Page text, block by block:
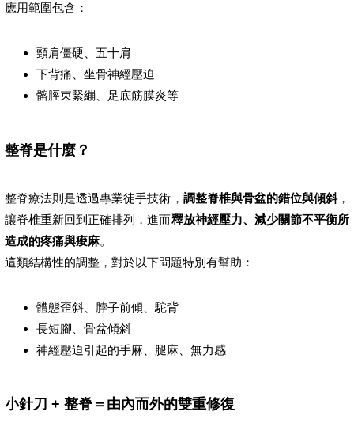
應用範圍包含：
頸肩僵硬、五十肩
下背痛、坐骨神經壓迫
髂脛束緊繃、足底筋膜炎等
整脊是什麼？
整脊療法則是透過專業徒手技術， 調整脊椎與骨盆的錯位與傾斜，
讓脊椎重新回到正確排列，進而釋放神經壓力、減少關節不平衡所
造成的疼痛與痠麻。
這類結構性的調整，對於以下問題特別有幫助：
體態歪斜、脖子前傾、駝背
長短腳、骨盆傾斜
神經壓迫引起的手麻、腿麻、無力感
小針刀 + 整脊＝由內而外的雙重修復